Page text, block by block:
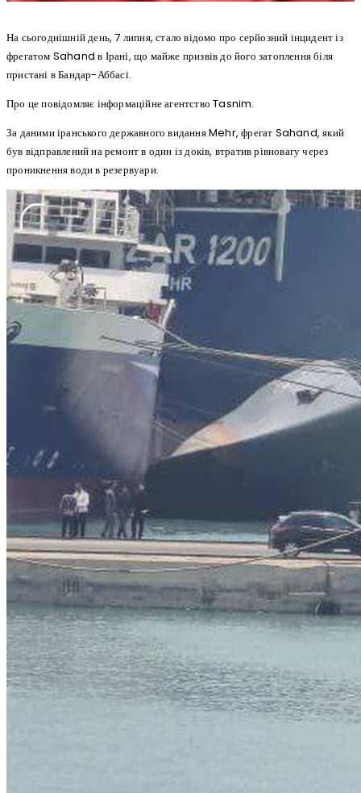
На сьогоднішній день, 7 липня, стало відомо про серйозний інцидент із
фрегатом Sahand в Ірані, що майже призвів до його затоплення біля
пристані в Бандар-Аббасі.
Про це повідомляє інформаційне агентство Tasnim.
За даними іранського державного видання Mehr, фрегат Sahand, який
був відправлений на ремонт в один із доків, втратив рівновагу через
проникнення води в резервуари.